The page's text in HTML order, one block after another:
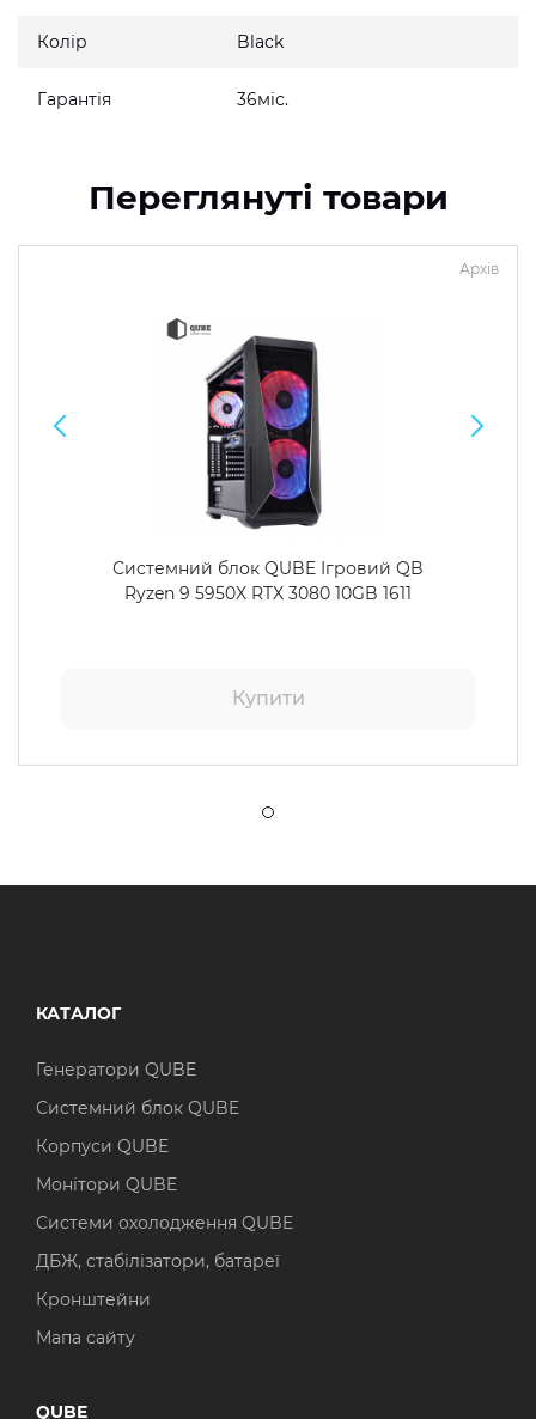
Колір Black
Гарантія 36міс.
Переглянуті товари
Архів
Системний блок QUBE Ігровий QB
Ryzen 9 5950X RTX 3080 10GB 1611
Купити
КАТАЛОГ
Генератори QUBE
Системний блок QUBE
Корпуси QUBE
Монітори QUBE
Системи охолодження QUBE
ДБЖ, стабілізатори, батареї
Кронштейни
Мапа сайту
QUBE